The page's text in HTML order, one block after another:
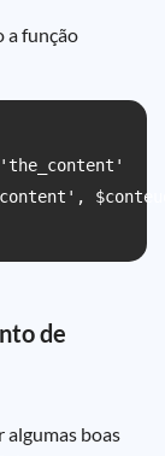
a função
de
boas